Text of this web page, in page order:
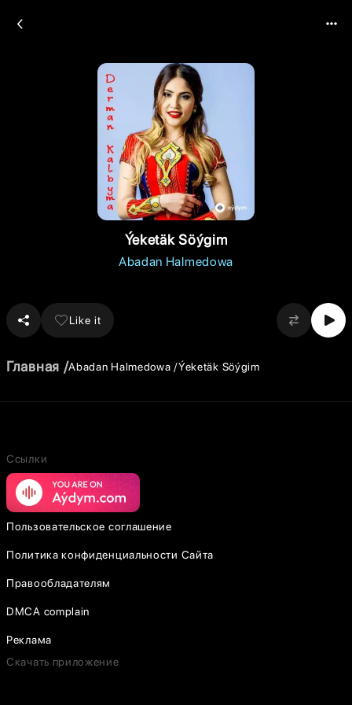
Ýeketäk Söýgim
Abadan Halmedowa
Like it
Главная Abadan Halmedowa Ýeketäk Söýgim
Ссылки
Пользовательское соглашение
Политика конфиденциальности Сайта
Правообладателям
DMCA complain
Реклама
Скачать приложение